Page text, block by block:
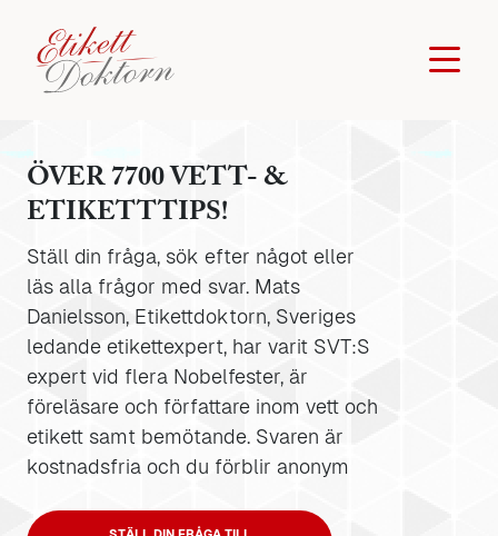
ÖVER 7700 VETT- &
ETIKETTTIPS!
Ställ din fråga, sök efter något eller
läs alla frågor med svar. Mats
Danielsson, Etikettdoktorn, Sveriges
ledande etikettexpert, har varit SVT:S
expert vid flera Nobelfester, är
föreläsare och författare inom vett och
etikett samt bemötande. Svaren är
kostnadsfria och du förblir anonym